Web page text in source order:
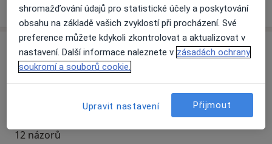
o adrese
Názory
12 názorů
shromažďování údajů pro statistické účely a poskytování
obsahu na základě vašich zvyklostí při procházení. Své
preference můžete kdykoli zkontrolovat a aktualizovat v
nastavení. Další informace naleznete v zásadách ochrany
soukromí a souborů cookie.
Upravit nastavení Přijmout